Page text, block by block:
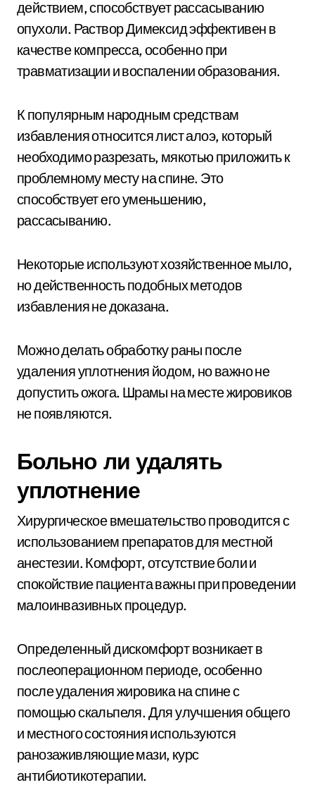
действием, способствует рассасыванию
опухоли. Раствор Димексид эффективен в
качестве компресса, особенно при
травматизации и воспалении образования.
К популярным народным средствам
избавления относится лист алоэ, который
необходимо разрезать, мякотью приложить к
проблемному месту на спине. Это
способствует его уменьшению,
рассасыванию.
Некоторые используют хозяйственное мыло,
но действенность подобных методов
избавления не доказана.
Можно делать обработку раны после
удаления уплотнения йодом, но важно не
допустить ожога. Шрамы на месте жировиков
не появляются.
Больно ли удалять
уплотнение
Хирургическое вмешательство проводится с
использованием препаратов для местной
анестезии. Комфорт, отсутствие боли и
спокойствие пациента важны при проведении
малоинвазивных процедур.
Определенный дискомфорт возникает в
послеоперационном периоде, особенно
после удаления жировика на спине с
помощью скальпеля. Для улучшения общего
и местного состояния используются
ранозаживляющие мази, курс
антибиотикотерапии.